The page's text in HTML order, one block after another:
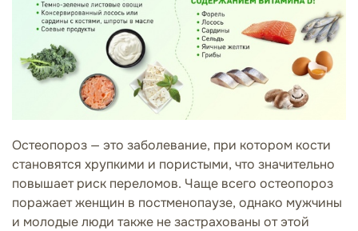
Остеопороз — это заболевание, при котором кости
становятся хрупкими и пористыми, что значительно
повышает риск переломов. Чаще всего остеопороз
поражает женщин в постменопаузе, однако мужчины
и молодые люди также не застрахованы от этой